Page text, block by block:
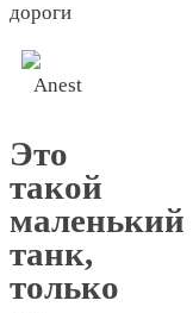
дороги
Это
такой
маленький
танк,
только